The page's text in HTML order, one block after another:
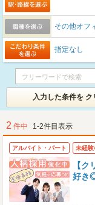
その他オフ
指定なし
入力した条件を ク
2 件中 1-2件目表示
アルバイト・パート 未経験
【
好き